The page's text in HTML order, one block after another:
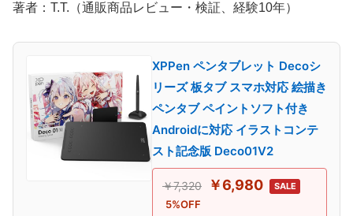
著者：T.T.（通販商品レビュー・検証、経験10年）
XPPen ペンタブレット Decoシ
リーズ 板タブ スマホ対応 絵描き
ペンタブ ペイントソフト付き
Androidに対応 イラストコンテ
スト記念版 Deco01V2
￥7,320 ￥6,980 SALE
5%OFF